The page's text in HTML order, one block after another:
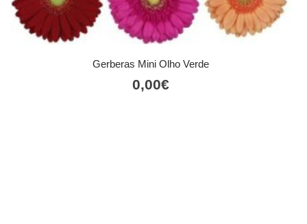
Gerberas Mini Olho Verde
0,00€